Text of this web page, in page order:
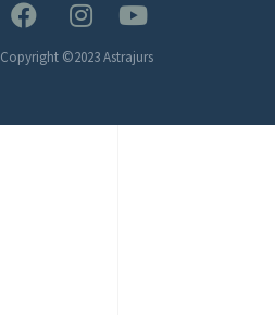
Copyright ©2023 Astrajurs